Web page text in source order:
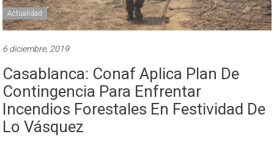
Actualidad
6 diciembre, 2019
Casablanca: Conaf Aplica Plan De
Contingencia Para Enfrentar
Incendios Forestales En Festividad De
Lo Vásquez